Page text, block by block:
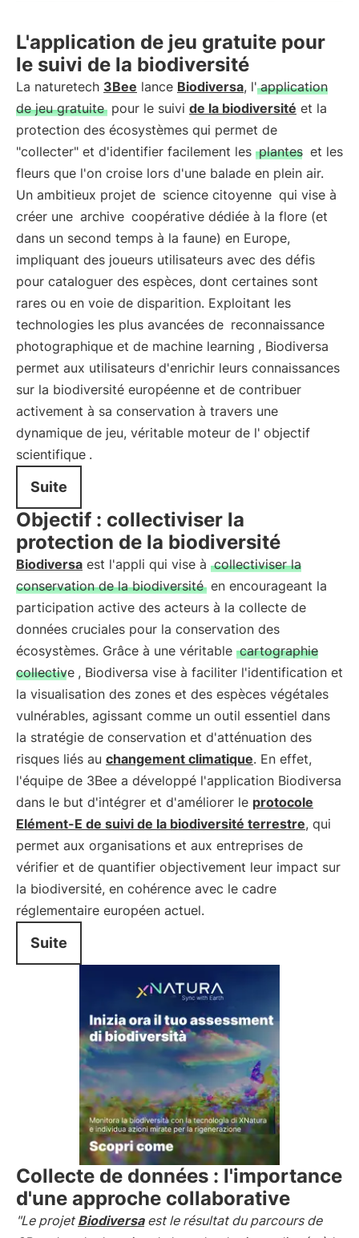
L'application de jeu gratuite pour
le suivi de la biodiversité
La naturetech 3Bee lance Biodiversa, l' application
de jeu gratuite pour le suivi de la biodiversité et la
protection des écosystèmes qui permet de
"collecter" et d'identifier facilement les plantes et les
fleurs que l'on croise lors d'une balade en plein air.
Un ambitieux projet de science citoyenne qui vise à
créer une archive coopérative dédiée à la flore (et
dans un second temps à la faune) en Europe,
impliquant des joueurs utilisateurs avec des défis
pour cataloguer des espèces, dont certaines sont
rares ou en voie de disparition. Exploitant les
technologies les plus avancées de reconnaissance
photographique et de machine learning , Biodiversa
permet aux utilisateurs d'enrichir leurs connaissances
sur la biodiversité européenne et de contribuer
activement à sa conservation à travers une
dynamique de jeu, véritable moteur de l' objectif
scientifique .
Suite
Objectif : collectiviser la
protection de la biodiversité
Biodiversa est l'appli qui vise à collectiviser la
conservation de la biodiversité en encourageant la
participation active des acteurs à la collecte de
données cruciales pour la conservation des
écosystèmes. Grâce à une véritable cartographie
collective , Biodiversa vise à faciliter l'identification et
la visualisation des zones et des espèces végétales
vulnérables, agissant comme un outil essentiel dans
la stratégie de conservation et d'atténuation des
risques liés au changement climatique. En effet,
l'équipe de 3Bee a développé l'application Biodiversa
dans le but d'intégrer et d'améliorer le protocole
Elément-E de suivi de la biodiversité terrestre, qui
permet aux organisations et aux entreprises de
vérifier et de quantifier objectivement leur impact sur
la biodiversité, en cohérence avec le cadre
réglementaire européen actuel.
Suite
Collecte de données : l'importance
d'une approche collaborative
"Le projet Biodiversaest le résultat du parcours de